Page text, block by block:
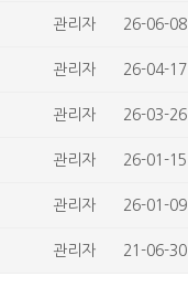
관리자 26-06-08
관리자 26-04-17
관리자 26-03-26
관리자 26-01-15
관리자 26-01-09
관리자 21-06-30